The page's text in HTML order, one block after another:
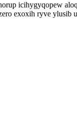
icihygyqopew
exoxih ryve ylusib